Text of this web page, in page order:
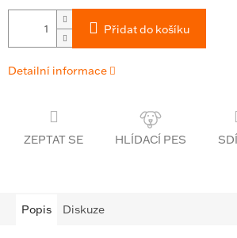
Přidat do košíku
Detailní informace
ZEPTAT SE
Popis Diskuze